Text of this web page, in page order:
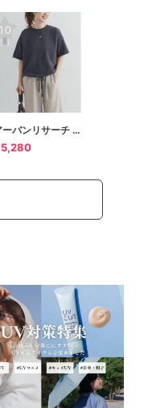
アーバンリサーチ ドアーズ
5,280